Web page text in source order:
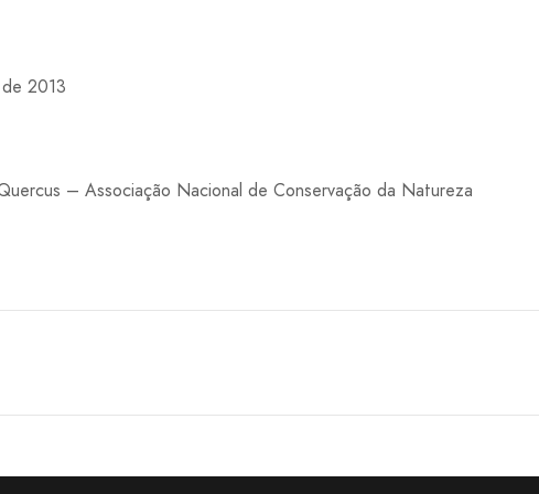
2013
– Associação Nacional de Conservação da Natureza